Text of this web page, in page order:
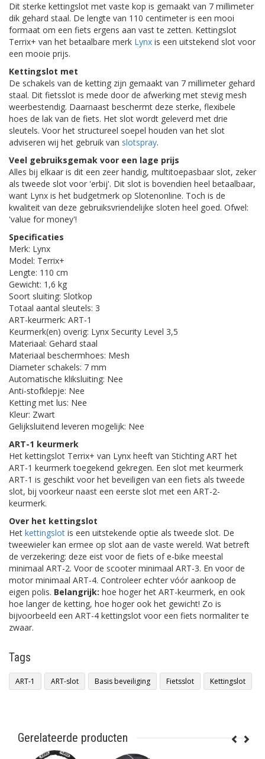
Dit sterke kettingslot met vaste kop is gemaakt van 7 millimeter
dik gehard staal. De lengte van 110 centimeter is een mooi
formaat om een fiets ergens aan vast te zetten. Kettingslot
Terrix+ van het betaalbare merk Lynx is een uitstekend slot voor
een mooie prijs.
Kettingslot met
De schakels van de ketting zijn gemaakt van 7 millimeter gehard
staal. Dit fietsslot is mede door de afwerking met stevig mesh
weerbestendig. Daarnaast beschermt deze sterke, flexibele
hoes de lak van de fiets. Het slot wordt geleverd met drie
sleutels. Voor het structureel soepel houden van het slot
adviseren wij het gebruik van slotspray.
Veel gebruiksgemak voor een lage prijs
Alles bij elkaar is dit een zeer handig, multitoepasbaar slot, zeker
als tweede slot voor 'erbij'. Dit slot is bovendien heel betaalbaar,
want Lynx is het budgetmerk op Slotenonline. Toch is de
kwaliteit van deze gebruiksvriendelijke sloten heel goed. Ofwel:
'value for money'!
Specificaties
Merk: Lynx
Model: Terrix+
Lengte: 110 cm
Gewicht: 1,6 kg
Soort sluiting: Slotkop
Totaal aantal sleutels: 3
ART-keurmerk: ART-1
Keurmerk(en) overig: Lynx Security Level 3,5
Materiaal: Gehard staal
Materiaal beschermhoes: Mesh
Diameter schakels: 7 mm
Automatische kliksluiting: Nee
Anti-stofklepje: Nee
Ketting met lus: Nee
Kleur: Zwart
Gelijksluitend leveren mogelijk: Nee
ART-1 keurmerk
Het kettingslot Terrix+ van Lynx heeft van Stichting ART het
ART-1 keurmerk toegekend gekregen. Een slot met keurmerk
ART-1 is geschikt voor het beveiligen van een fiets als tweede
slot, bij voorkeur naast een eerste slot met een ART-2-
keurmerk.
Over het kettingslot
Het kettingslot is een uitstekende optie als tweede slot. De
tweewieler kan ermee op slot aan de vaste wereld. Wat betreft
de verzekering: deze eist voor de fiets of e-bike meestal
minimaal ART-2. Voor de scooter minimaal ART-3. En voor de
motor minimaal ART-4. Controleer echter vóór aankoop de
eigen polis. Belangrijk: hoe hoger het ART-keurmerk, en ook
hoe langer de ketting, hoe hoger ook het gewicht! Zo is
bijvoorbeeld een ART-4 kettingslot voor een fiets normaliter te
zwaar.
Tags
ART-1 ART-slot Basis beveiliging Fietsslot Kettingslot
Gerelateerde producten